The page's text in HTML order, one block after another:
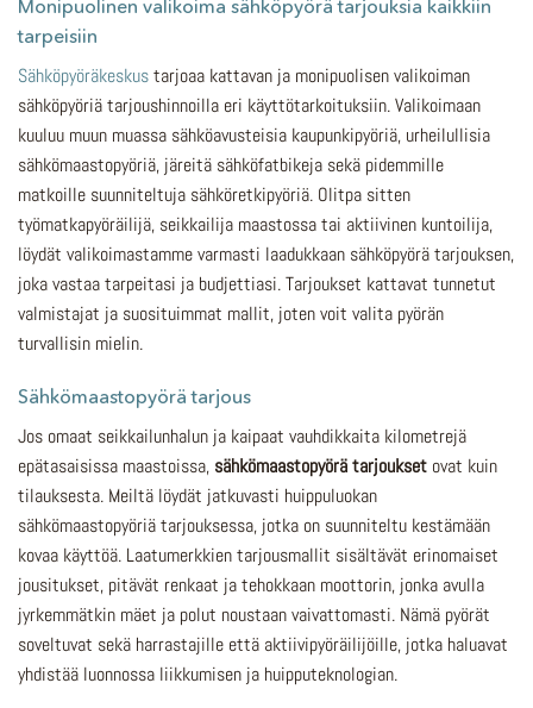
Monipuolinen valikoima sähköpyörä tarjouksia kaikkiin
tarpeisiin
Sähköpyöräkeskustarjoaa kattavan ja monipuolisen valikoiman
sähköpyöriä tarjoushinnoilla eri käyttötarkoituksiin. Valikoimaan
kuuluu muun muassa sähköavusteisia kaupunkipyöriä, urheilullisia
sähkömaastopyöriä, järeitä sähköfatbikeja sekä pidemmille
matkoille suunniteltuja sähköretkipyöriä. Olitpa sitten
työmatkapyöräilijä, seikkailija maastossa tai aktiivinen kuntoilija,
löydät valikoimastamme varmasti laadukkaan sähköpyörä tarjouksen,
joka vastaa tarpeitasi ja budjettiasi. Tarjoukset kattavat tunnetut
valmistajat ja suosituimmat mallit, joten voit valita pyörän
turvallisin mielin.
Sähkömaastopyörä tarjous
Jos omaat seikkailunhalun ja kaipaat vauhdikkaita kilometrejä
epätasaisissa maastoissa, sähkömaastopyörä tarjoukset ovat kuin
tilauksesta. Meiltä löydät jatkuvasti huippuluokan
sähkömaastopyöriä tarjouksessa, jotka on suunniteltu kestämään
kovaa käyttöä. Laatumerkkien tarjousmallit sisältävät erinomaiset
jousitukset, pitävät renkaat ja tehokkaan moottorin, jonka avulla
jyrkemmätkin mäet ja polut noustaan vaivattomasti. Nämä pyörät
soveltuvat sekä harrastajille että aktiivipyöräilijöille, jotka haluavat
yhdistää luonnossa liikkumisen ja huipputeknologian.